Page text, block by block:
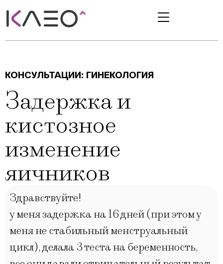
КОНСУЛЬТАЦИИ: ГИНЕКОЛОГИЯ
Задержка и
кистозное
изменение
яичников
Здравствуйте!
у меня задержка на 16 дней (при этом у
меня не стабильный менструальный
цикл), делала 3 теста на беременность,